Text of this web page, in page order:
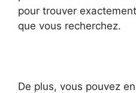
pour trouver
que vous recherchez.
De plus, vous pouvez